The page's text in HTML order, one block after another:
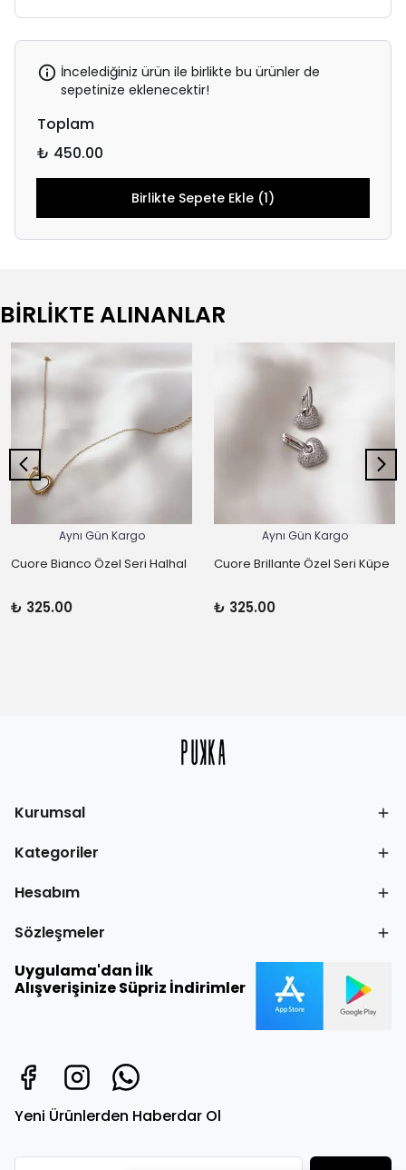
İncelediğiniz ürün ile birlikte bu ürünler de
sepetinize eklenecektir!
Toplam
₺ 450.00
Birlikte Sepete Ekle (1)
BİRLİKTE ALINANLAR
Aynı Gün Kargo
Cuore Bianco Özel Seri Halhal
₺ 325.00
Aynı Gün Kargo
Cuore Brillante Özel Seri Küpe
₺ 325.00
Kurumsal
Kategoriler
Hesabım
Sözleşmeler
Uygulama'dan İlk
Alışverişinize Süpriz İndirimler
Yeni Ürünlerden Haberdar Ol